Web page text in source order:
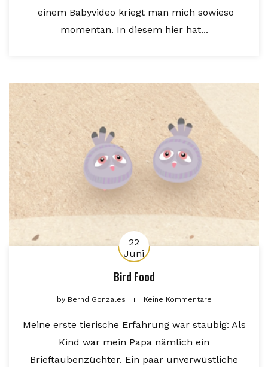
einem Babyvideo kriegt man mich sowieso
momentan. In diesem hier hat...
22
Juni
Bird Food
byBernd Gonzales Keine Kommentare
Meine erste tierische Erfahrung war staubig: Als
Kind war mein Papa nämlich ein
Brieftaubenzüchter. Ein paar unverwüstliche